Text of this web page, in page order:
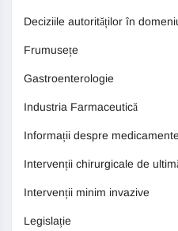
Deciziile autorităților în
Frumusețe
Gastroenterologie
Industria Farmaceutică
Informații despre
Intervenții chirurgicale de
Intervenții minim invazive
Legislație